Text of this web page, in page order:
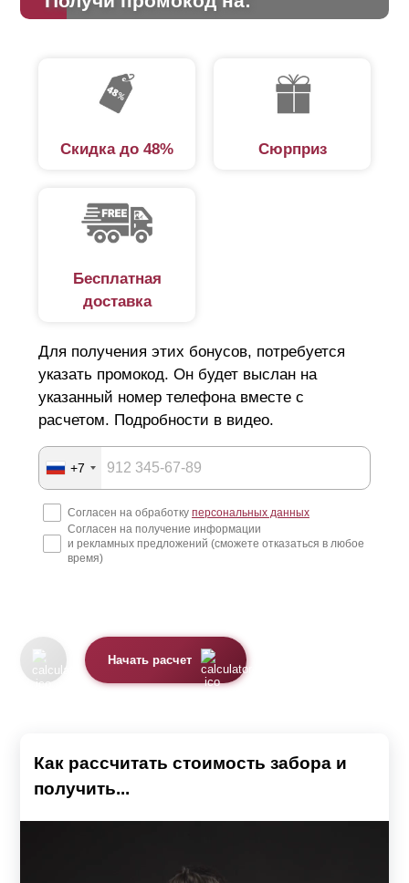
Скидка до 48% Сюрприз
Бесплатная
доставка
Для получения этих бонусов, потребуется
указать промокод. Он будет выслан на
указанный номер телефона вместе с
расчетом. Подробности в видео.
+7
Согласен на обработку персональных данных
Согласен на получение информации
и рекламных предложений (сможете отказаться в любое
время)
Начать расчет
Как рассчитать стоимость забора и
получить...